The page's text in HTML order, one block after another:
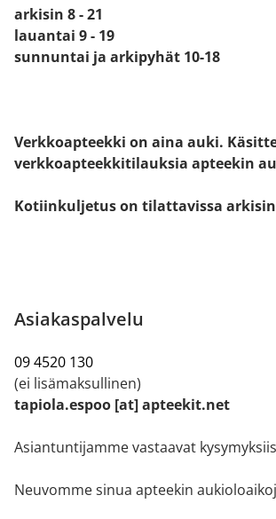
arkisin 8 - 21
lauantai 9 - 19
sunnuntai ja arkipyhät 10-18
Verkkoapteekki on aina auki.
verkkoapteekkitilauksia apteekin
Kotiinkuljetus on tilattavissa arkisin
Asiakaspalvelu
09 4520 130
(ei lisämaksullinen)
tapiola.espoo [at] apteekit.net
Asiantuntijamme vastaavat
Neuvomme sinua apteekin